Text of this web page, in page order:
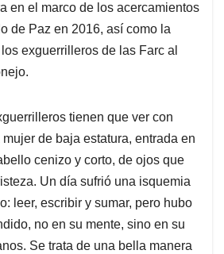
d
s
en el marco de los acercamientos
de Paz en 2016, así como la
exguerrilleros de las Farc al
tienen que ver con
de baja estatura, entrada en
cenizo y corto, de ojos que
Un día sufrió una isquemia
leer, escribir y sumar, pero hubo
no en su mente, sino en su
Se trata de una bella manera